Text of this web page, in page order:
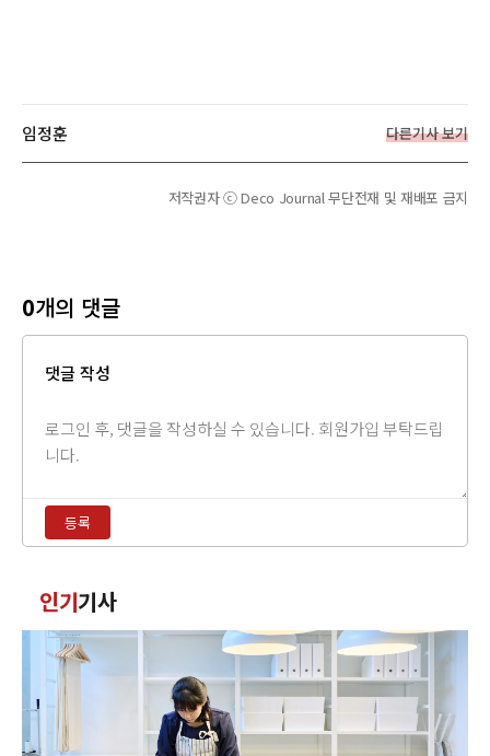
임정훈 다른기사 보기
저작권자 ⓒ Deco Journal 무단전재 및 재배포 금지
0개의 댓글
댓글 작성
력
등록
글
인기기사